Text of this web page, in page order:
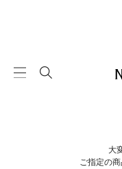
大
ご指定の商